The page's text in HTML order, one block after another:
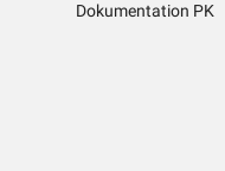
Dokumentation PK